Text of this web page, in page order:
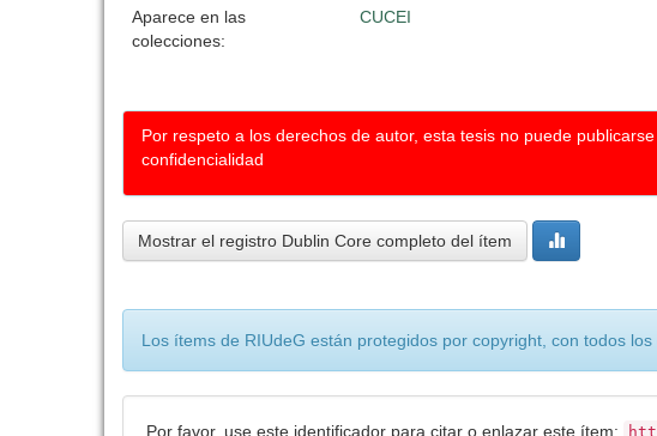
Aparece en las
colecciones:
CUCEI
Por respeto a los derechos de autor, esta tesis no puede
confidencialidad
Mostrar el registro Dublin Core completo del ítem
Los ítems de RIUdeG están protegidos por copyright, con todos
Por favor, use este identificador para citar o enlazar este ítem: